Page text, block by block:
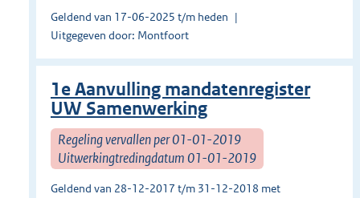
Geldend van 17-06-2025 t/m heden
Uitgegeven door: Montfoort
1e Aanvulling mandatenregister
UW Samenwerking
Regeling vervallen per 01-01-2019
Uitwerkingtredingdatum 01-01-2019
Geldend van 28-12-2017 t/m 31-12-2018 met